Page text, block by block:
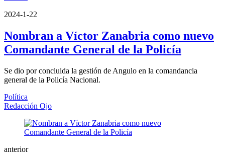
2024-1-22
Nombran a Víctor Zanabria como nuevo
Comandante General de la Policía
Se dio por concluida la gestión de Angulo en la comandancia
general de la Policía Nacional.
Política
Redacción Ojo
anterior